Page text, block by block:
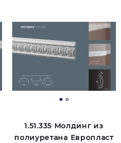
1.51.335 Молдинг из
полиуретана Европласт